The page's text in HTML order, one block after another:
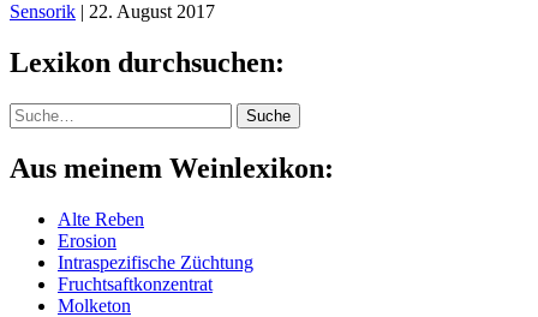
Sensorik | 22. August 2017
Lexikon durchsuchen:
Suche Suche
Aus meinem Weinlexikon:
Alte Reben
Erosion
Intraspezifische Züchtung
Fruchtsaftkonzentrat
Molketon